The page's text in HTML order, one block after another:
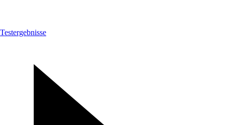
Testergebnisse